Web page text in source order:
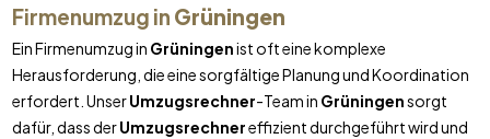
Firmenumzug in Grüningen
Ein Firmenumzug in Grüningenist oft eine komplexe
Herausforderung, die eine sorgfältige Planung und Koordination
erfordert. UnserUmzugsrechner-Team in Grüningensorgt
dafür, dass derUmzugsrechnereffizient durchgeführt wird und